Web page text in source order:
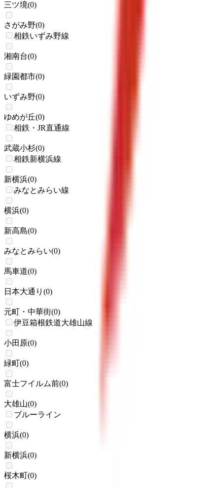
三ツ境(0)
さがみ野(0)
相鉄いずみ野線
湘南台(0)
緑園都市(0)
いずみ野(0)
ゆめが丘(0)
相鉄・JR直通線
武蔵小杉(0)
相鉄新横浜線
新横浜(0)
みなとみらい線
横浜(0)
新高島(0)
みなとみらい(0)
馬車道(0)
日本大通り (0)
元町・中華街(0)
伊豆箱根鉄道大雄山線
小田原(0)
緑町(0)
富士フイルム前(0)
大雄山(0)
ブルーライン
横浜(0)
新横浜(0)
桜木町(0)